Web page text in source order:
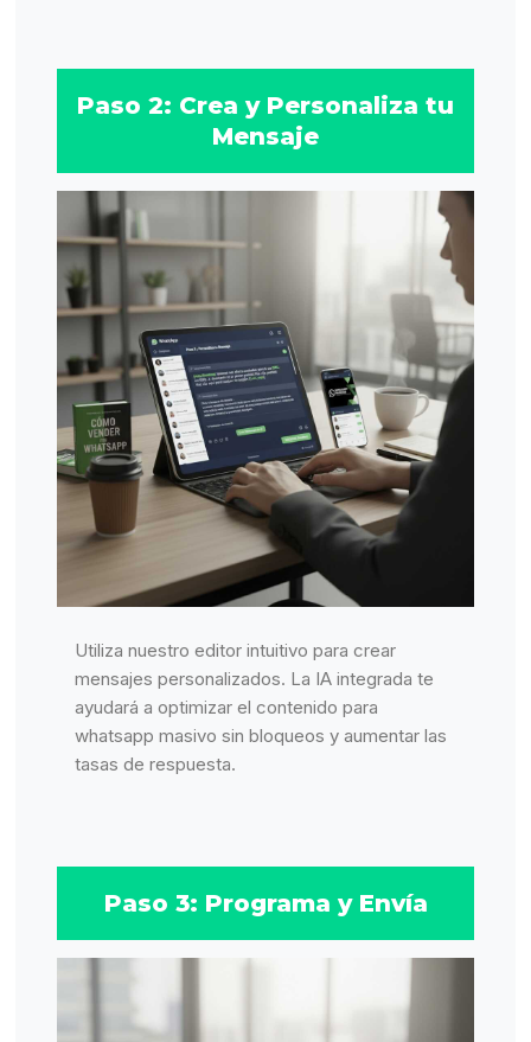
Paso 2: Crea y Personaliza tu
Mensaje
Utiliza nuestro editor intuitivo para crear
mensajes personalizados. La IA integrada te
ayudará a optimizar el contenido para
whatsapp masivo sin bloqueos y aumentar las
tasas de respuesta.
Paso 3: Programa y Envía